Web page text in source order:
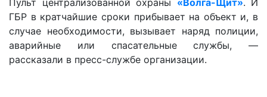
ГБР в кратчайшие сроки прибывает на объект и, в
случае необходимости, вызывает наряд полиции,
аварийные или спасательные службы, —
рассказали в пресс-службе организации.